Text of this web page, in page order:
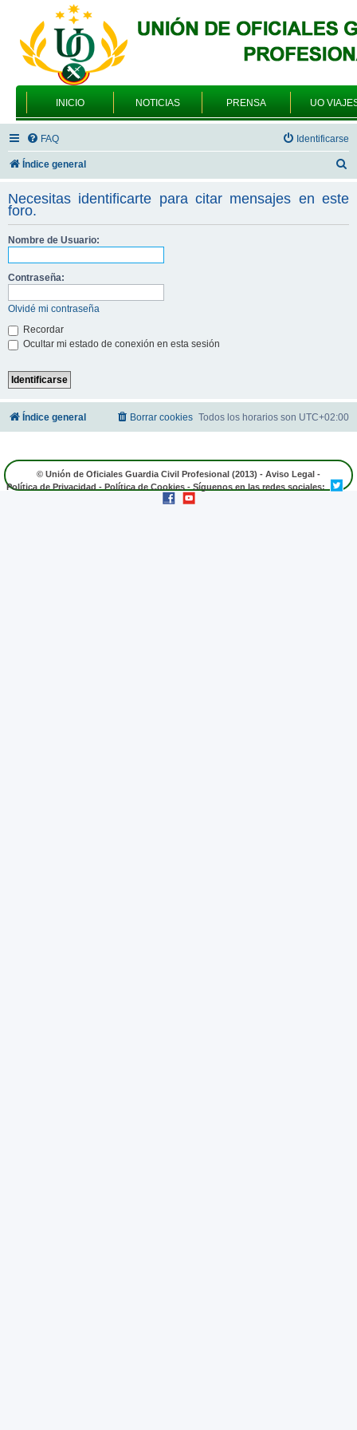
INICIO NOTICIAS PRENSA UO
FAQ Identificarse
Índice general
c
Necesitas identificarte para citar mensajes en este
foro.
Nombre de Usuario:
Contraseña:
Olvidé mi contraseña
Recordar
Ocultar mi estado de conexión en esta sesión
Índice general Todos los horarios son UTC+02:00
Borrar cookies
© Unión de Oficiales Guardia Civil Profesional (2013) - Aviso Legal -
Política de Privacidad - Política de Cookies - Síguenos en las redes sociales: